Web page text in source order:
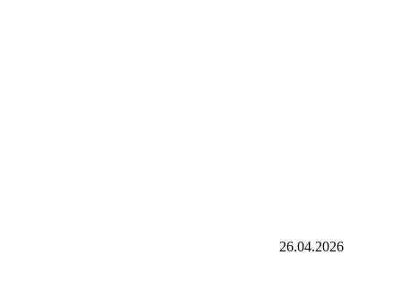
26.04.2026